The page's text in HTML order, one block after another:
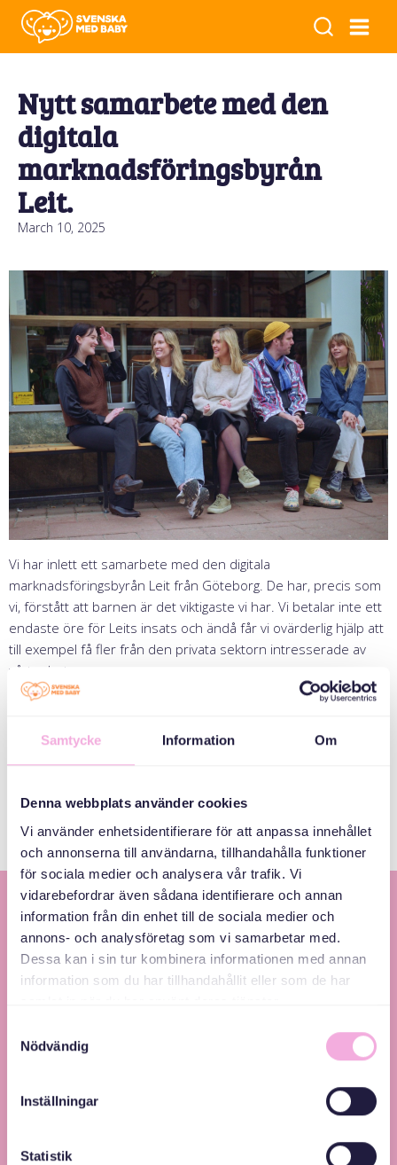
Samtycke Information Om
Denna webbplats använder cookies
Vi använder enhetsidentifierare för att anpassa innehållet
och annonserna till användarna, tillhandahålla funktioner
för sociala medier och analysera vår trafik. Vi
vidarebefordrar även sådana identifierare och annan
information från din enhet till de sociala medier och
annons- och analysföretag som vi samarbetar med.
Dessa kan i sin tur kombinera informationen med annan
information som du har tillhandahållit eller som de har
Nödvändig
Inställningar
Statistik
Nytt samarbete med den
digitala
marknadsföringsbyrån
Leit.
March 10, 2025
Vi har inlett ett samarbete med den digitala
marknadsföringsbyrån Leit från Göteborg. De har, precis som
vi, förstått att barnen är det viktigaste vi har. Vi betalar inte ett
endaste öre för Leits insats och ändå får vi ovärderlig hjälp att
till exempel få fler från den privata sektorn intresserade av
vårt arbete.
Så kul att ha er ombord – och hatten av till er – för ett otroligt
http://www.leit.se/
Svenska med baby – Föräldraträffar för jämlikhet